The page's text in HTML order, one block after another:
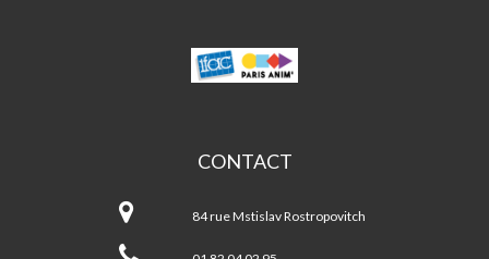
MADO
ROBIN
CONTACT
ROBIN
84 rue Mstislav Rostropovitch